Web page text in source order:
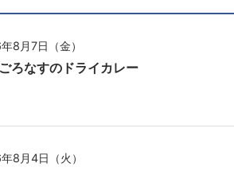
8月7日（金）
ろなすのドライカレー
8月4日（火）